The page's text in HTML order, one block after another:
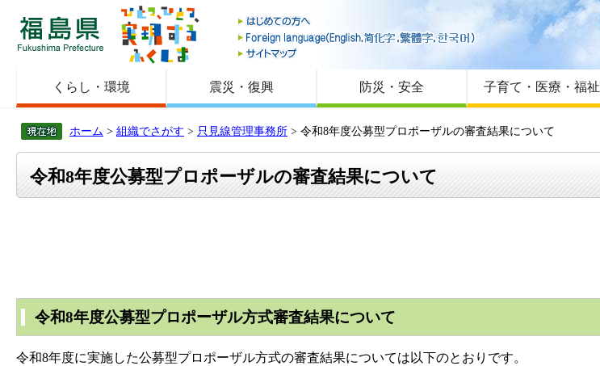
福島県
はじめての方へ
Foreign language
サイトマップ
くらし・環境 震災・復興 防災・安全 子育て・医療・福祉
ホーム > 組織でさがす > 只見線管理事務所 > 令和8年度公募型プロポーザルの審査結果について
令和8年度公募型プロポーザルの審査結果について
令和8年度公募型プロポーザル方式審査結果について
令和8年度に実施した公募型プロポーザル方式の審査結果については以下のとおりです。